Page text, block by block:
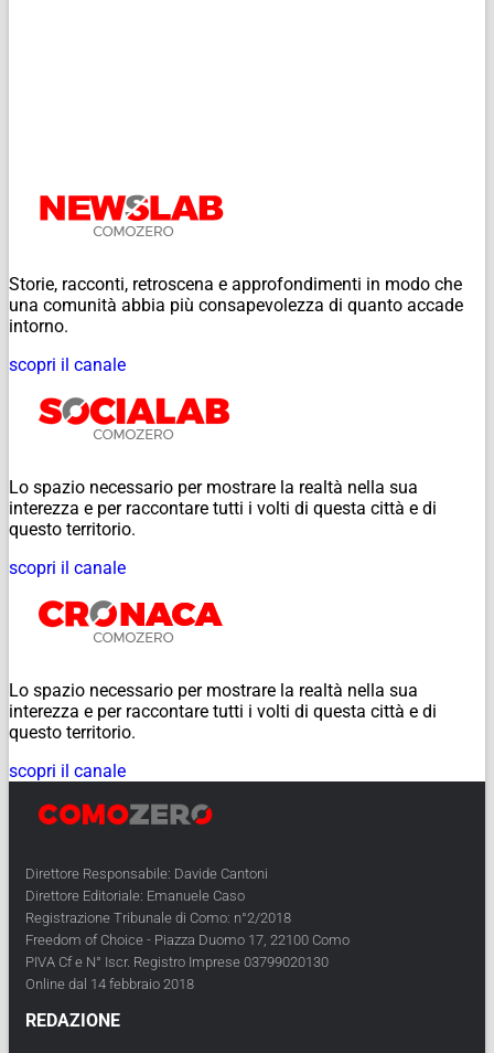
Storie, racconti, retroscena e approfondimenti in modo che
una comunità abbia più consapevolezza di quanto accade
intorno.
scopri il canale
Lo spazio necessario per mostrare la realtà nella sua
interezza e per raccontare tutti i volti di questa città e di
questo territorio.
scopri il canale
Lo spazio necessario per mostrare la realtà nella sua
interezza e per raccontare tutti i volti di questa città e di
questo territorio.
scopri il canale
Direttore Responsabile: Davide Cantoni
Direttore Editoriale: Emanuele Caso
Registrazione Tribunale di Como: n°2/2018
Freedom of Choice - Piazza Duomo 17, 22100 Como
PIVA Cf e N° Iscr. Registro Imprese 03799020130
Online dal 14 febbraio 2018
REDAZIONE